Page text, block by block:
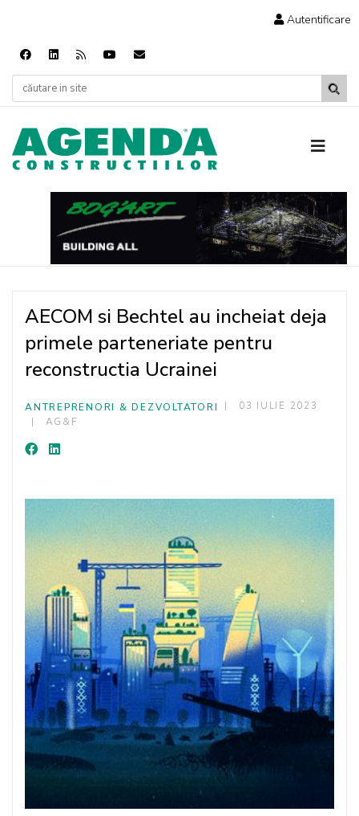
Autentificare
AECOM si Bechtel au incheiat deja
primele parteneriate pentru
reconstructia Ucrainei
ANTREPRENORI & DEZVOLTATORI
03 IULIE 2023
AG&F